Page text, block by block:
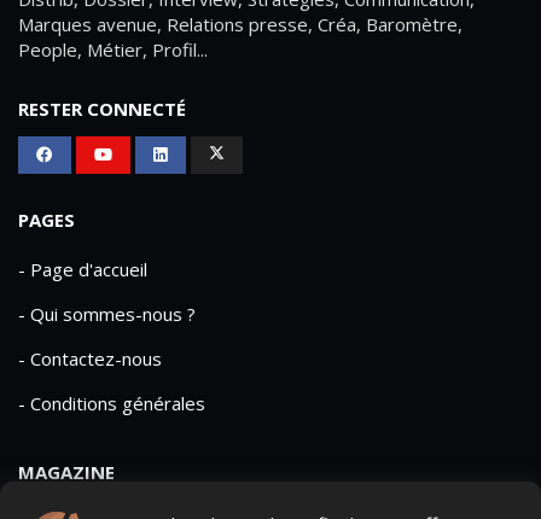
Marques avenue, Relations presse, Créa, Baromètre,
People, Métier, Profil...
RESTER CONNECTÉ
PAGES
- Page d'accueil
- Qui sommes-nous ?
- Contactez-nous
- Conditions générales
MAGAZINE